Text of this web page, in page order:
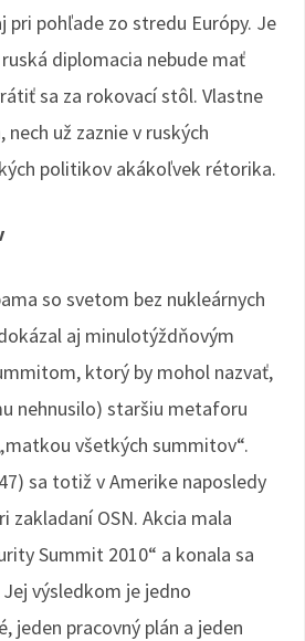
pri pohľade zo stredu Európy. Je
diplomacia nebude mať
sa za rokovací stôl. Vlastne
už zaznie v ruských
politikov akákoľvek rétorika.
so svetom bez nukleárnych
aj minulotýždňovým
ktorý by mohol nazvať,
nehnusilo) staršiu metaforu
všetkých summitov“.
sa totiž v Amerike naposledy
zakladaní OSN. Akcia mala
Summit 2010“ a konala sa
výsledkom je jedno
jeden pracovný plán a jeden